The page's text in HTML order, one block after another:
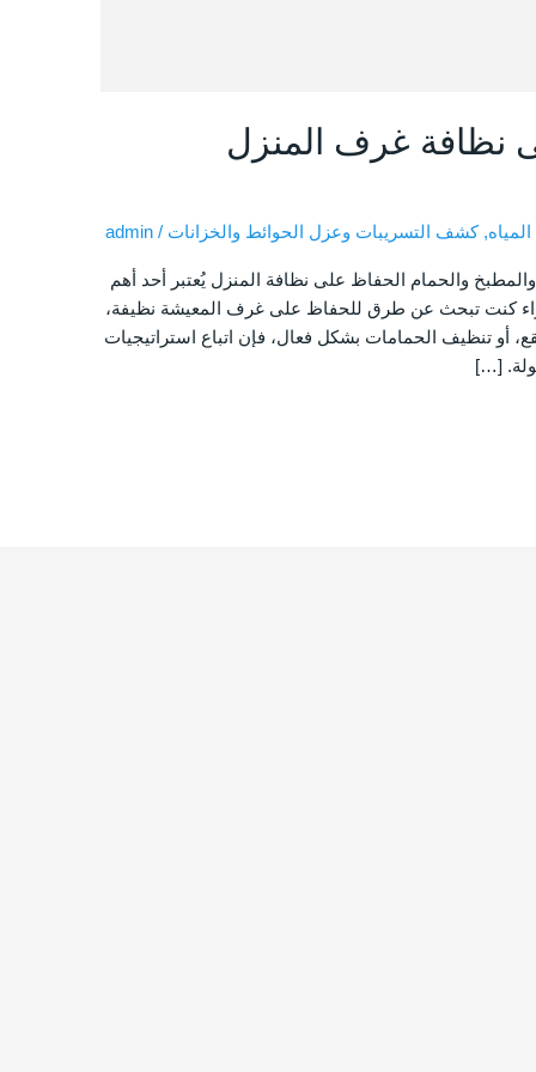
نظافة غرف المنزل
,كشف التسريبات وعزل الحوائط والخزانات /
admin
والحمام الحفاظ على نظافة المنزل يُعتبر أحد أهم
كنت تبحث عن طرق للحفاظ على غرف المعيشة نظيفة،
أو تنظيف الحمامات بشكل فعال، فإن اتباع استراتيجيات
[…]